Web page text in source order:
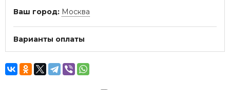
Ваш город: Москва
Варианты оплаты